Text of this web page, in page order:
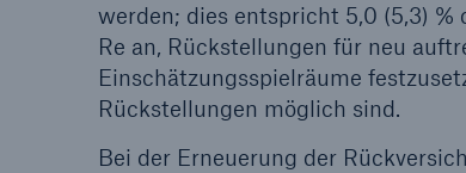
werden; dies entspricht 5,0 (5,3)
Re an, Rückstellungen für neu
Einschätzungsspielräume
Rückstellungen möglich sind.
Bei der Erneuerung der